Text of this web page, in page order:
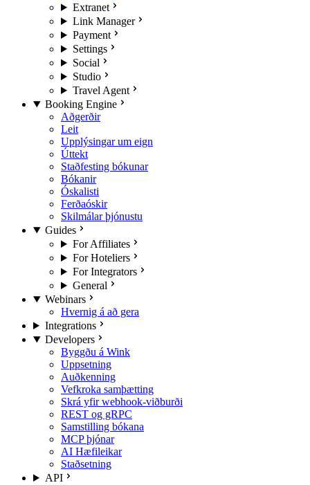
Extranet
Link Manager
Payment
Settings
Social
Studio
Travel Agent
Booking Engine
Aðgerðir
Leit
Upplýsingar um eign
Úttekt
Staðfesting bókunar
Bókanir
Óskalisti
Ferðaóskir
Skilmálar þjónustu
Guides
For Affiliates
For Hoteliers
For Integrators
General
Webinars
Hvernig á að gera
Integrations
Developers
Byggðu á Wink
Uppsetning
Auðkenning
Vefkroka samþætting
Skrá yfir webhook-viðburði
REST og gRPC
Samstilling bókana
MCP þjónar
AI Hæfileikar
Staðsetning
API